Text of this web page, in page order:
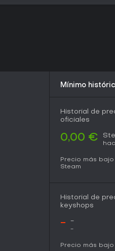
Mínimo
Historial de
oficiales
0,00 €
Precio más
Steam
Historial de
keyshops
- -
-
Precio más